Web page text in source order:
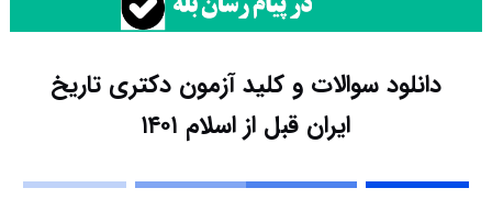
دانلود سوالات و کلید آزمون دکتری تاریخ
ایران قبل از اسلام ۱۴۰۱